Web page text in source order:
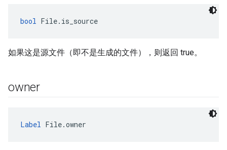
bool File.is_source
如果这是源文件（即不是生成的文件），则返回 true。
owner
Label File.owner